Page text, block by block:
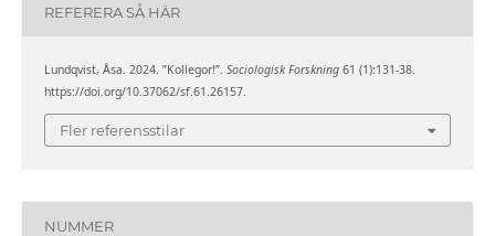
REFERERA SÅ HÄR
Lundqvist, Åsa. 2024. ”Kollegor!”. Sociologisk Forskning61 (1):131-38.
https://doi.org/10.37062/sf.61.26157.
Fler referensstilar
NUMMER